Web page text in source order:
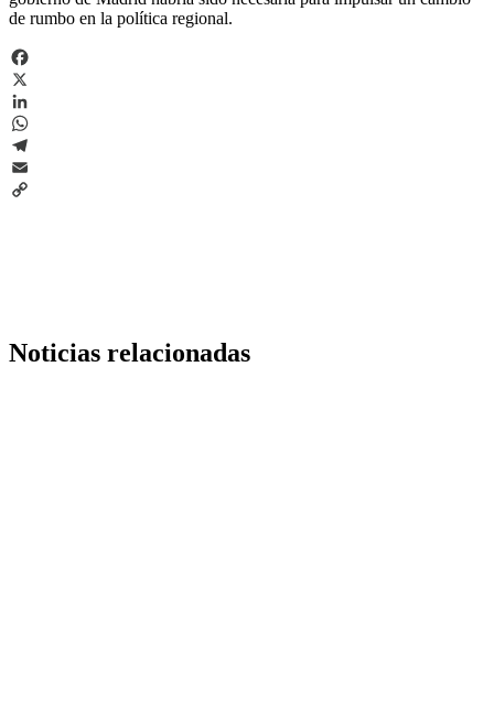
de rumbo en la política regional.
Facebook
X
LinkedIn
WhatsApp
Telegram
Email
Noticias relacionadas